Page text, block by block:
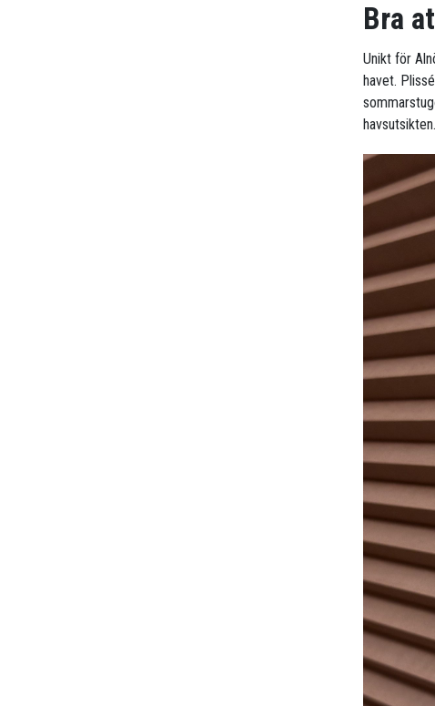
Bra
Unikt för
havet.
havsutsikten.